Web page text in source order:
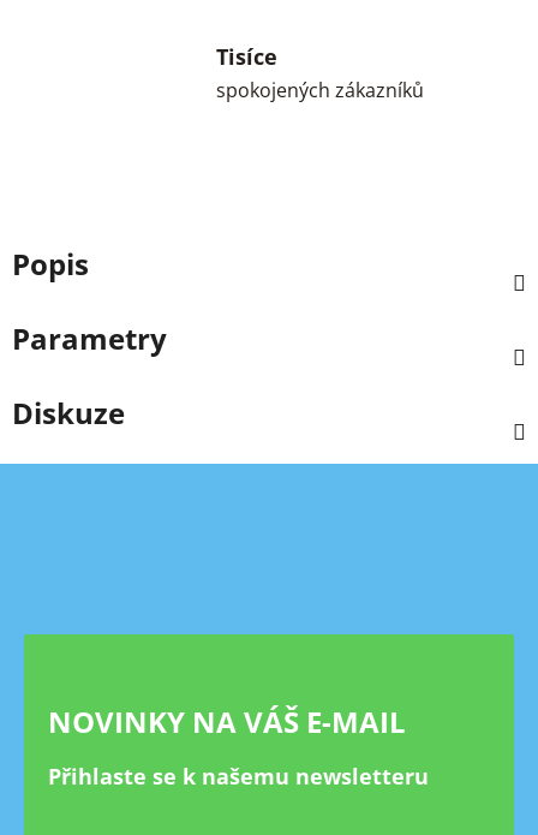
Tisíce
spokojených zákazníků
Popis
Parametry
Diskuze
Z
NOVINKY NA VÁŠ E-MAIL
Přihlaste se k našemu newsletteru